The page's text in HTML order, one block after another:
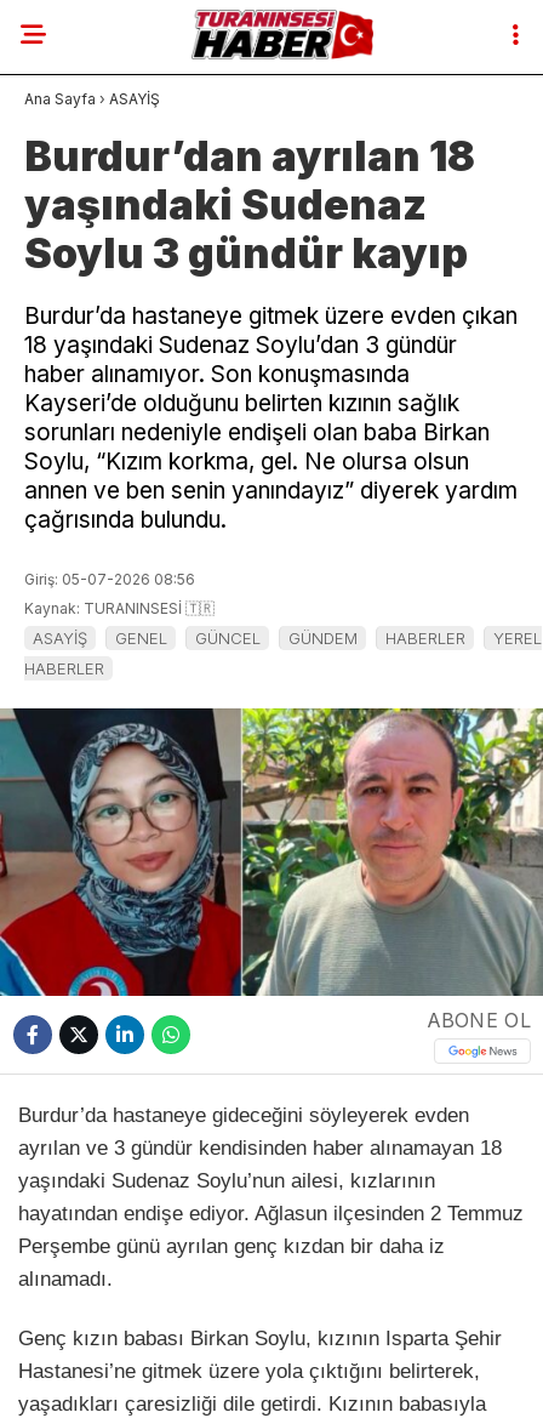
Ana Sayfa › ASAYİŞ
Burdur’dan ayrılan 18
yaşındaki Sudenaz
Soylu 3 gündür kayıp
Burdur’da hastaneye gitmek üzere evden çıkan
18 yaşındaki Sudenaz Soylu’dan 3 gündür
haber alınamıyor. Son konuşmasında
Kayseri’de olduğunu belirten kızının sağlık
sorunları nedeniyle endişeli olan baba Birkan
Soylu, “Kızım korkma, gel. Ne olursa olsun
annen ve ben senin yanındayız” diyerek yardım
çağrısında bulundu.
Giriş: 05-07-2026 08:56
Kaynak: TURANINSESİ 🇹🇷
ASAYİŞ GENEL GÜNCEL GÜNDEM HABERLER
YEREL
HABERLER
ABONE OL
Burdur’da hastaneye gideceğini söyleyerek evden
ayrılan ve 3 gündür kendisinden haber alınamayan 18
yaşındaki Sudenaz Soylu’nun ailesi, kızlarının
hayatından endişe ediyor. Ağlasun ilçesinden 2 Temmuz
Perşembe günü ayrılan genç kızdan bir daha iz
alınamadı.
Genç kızın babası Birkan Soylu, kızının Isparta Şehir
Hastanesi’ne gitmek üzere yola çıktığını belirterek,
yaşadıkları çaresizliği dile getirdi. Kızının babasıyla